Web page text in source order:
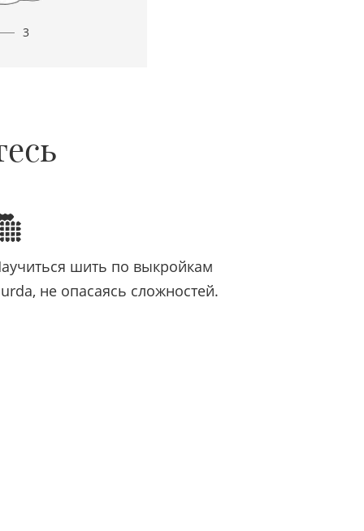
3
шить по выкройкам
не опасаясь сложностей.